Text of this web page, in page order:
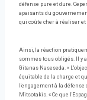
défense pure et dure.
apaisants du
qui coûte cher à réaliser
Ainsi, la réaction
sommes tous obligés. Il y
Gitanas Naseseda. «
équitable de la charge et
l'engagement à la
Mitsotakis. « Ce que